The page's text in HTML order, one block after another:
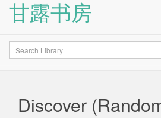
甘露书房
Search
Discover